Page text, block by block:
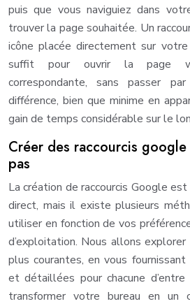
puis que vous naviguiez dans
trouver la page souhaitée. Un
icône placée directement sur
suffit pour ouvrir la page
correspondante, sans passer
différence, bien que minime en
gain de temps considérable sur le
Créer des raccourcis
pas
La création de raccourcis Google
direct, mais il existe plusieurs
utiliser en fonction de vos
d’exploitation. Nous allons
plus courantes, en vous
et détaillées pour chacune
transformer votre bureau en un